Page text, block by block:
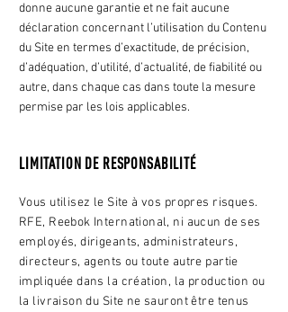
donne aucune garantie et ne fait aucune
déclaration concernant l’utilisation du Contenu
du Site en termes d’exactitude, de précision,
d’adéquation, d’utilité, d’actualité, de fiabilité ou
autre, dans chaque cas dans toute la mesure
permise par les lois applicables.
LIMITATION DE RESPONSABILITÉ
Vous utilisez le Site à vos propres risques.
RFE, Reebok International, ni aucun de ses
employés, dirigeants, administrateurs,
directeurs, agents ou toute autre partie
impliquée dans la création, la production ou
la livraison du Site ne sauront être tenus